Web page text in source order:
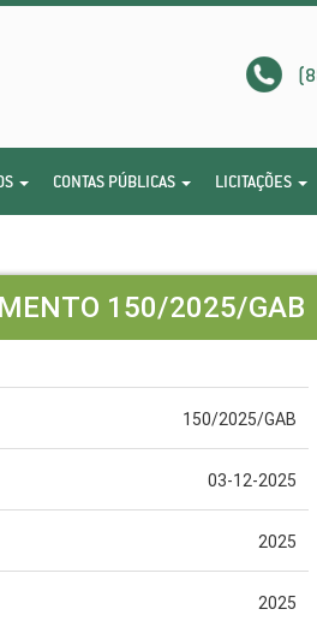
CONTAS PÚBLICAS LICITAÇÕES
150/2025/GAB
150/2025/GAB
03-12-2025
2025
2025